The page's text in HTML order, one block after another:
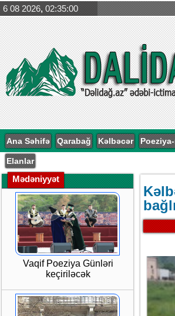
6 08 2026, 02:35:02
Ağdərə və Ağdamda
arxeoloji abidələr
aşkarlandı
Ana Səhifə Qarabağ Kəlbəcər
Elanlar
Mədəniyyət
Vaqif Poeziya Günləri
keçiriləcək